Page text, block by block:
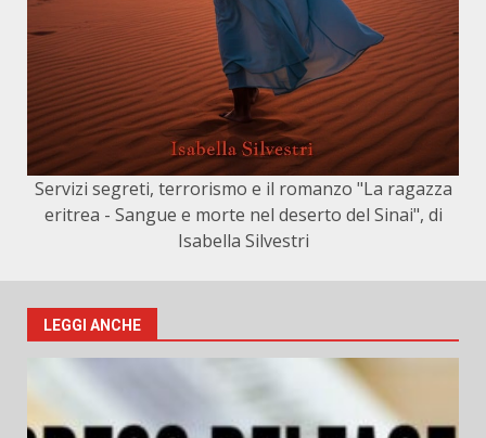
Servizi segreti, terrorismo e il romanzo "La ragazza
eritrea - Sangue e morte nel deserto del Sinai", di
Isabella Silvestri
LEGGI ANCHE